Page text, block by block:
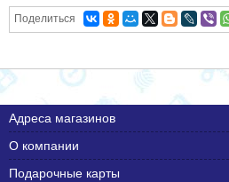
Поделиться
Адреса магазинов
О компании
Подарочные карты